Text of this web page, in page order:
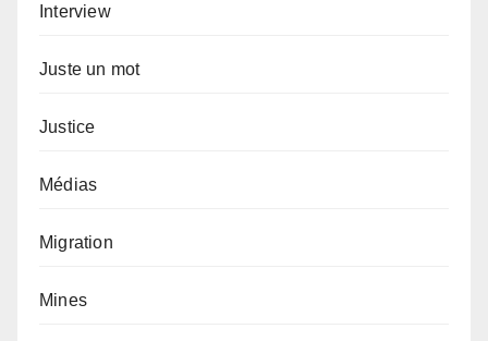
Interview
Juste un mot
Justice
Médias
Migration
Mines